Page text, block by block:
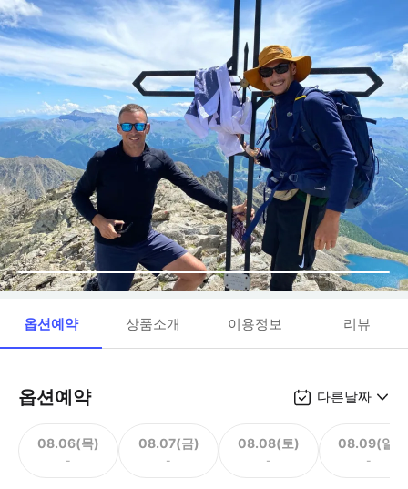
옵션예약 상품소개 이용정보 리뷰
옵션예약 다른날짜
08.06(목)
-
08.07(금)
-
08.08(토)
-
08.09(일)
-